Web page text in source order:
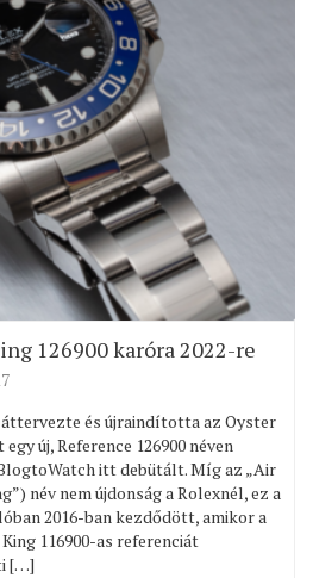
126900 karóra 2022-re
áttervezte és újraindította az Oyster
új, Reference 126900 néven
itt debütált. Míg az „Air
név nem újdonság a Rolexnél, ez a
2016-ban kezdődött, amikor a
116900-as referenciát
[…]